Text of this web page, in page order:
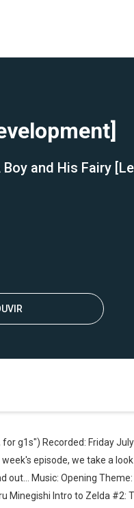
Boy and His Fairy
g1s") Recorded: Friday
week's episode, we take a
out... Music: Opening
Minegishi Intro to Zelda